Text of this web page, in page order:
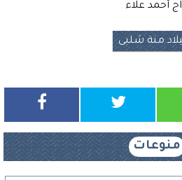
أحمد علاء
منة شلبى
منوعات